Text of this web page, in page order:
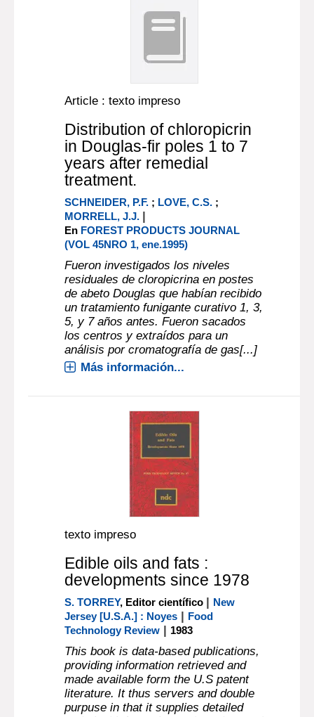
Article : texto impreso
Distribution of chloropicrin
in Douglas-fir poles 1 to 7
years after remedial
treatment.
SCHNEIDER, P.F. ; LOVE, C.S. ;
MORRELL, J.J. |
En FOREST PRODUCTS JOURNAL
(VOL 45NRO 1, ene.1995)
Fueron investigados los niveles
residuales de cloropicrina en postes
de abeto Douglas que habían recibido
un tratamiento funigante curativo 1, 3,
5, y 7 años antes. Fueron sacados
los centros y extraídos para un
análisis por cromatografía de gas[...]
Más información...
texto impreso
Edible oils and fats :
developments since 1978
S. TORREY, Editor científico | New
Jersey [U.S.A.] : Noyes | Food
Technology Review | 1983
This book is data-based publications,
providing information retrieved and
made available form the U.S patent
literature. It thus servers and double
purpuse in that it supplies detailed